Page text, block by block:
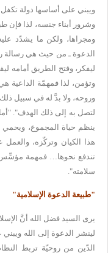
ويبني على أساسها دولة تكفل
وشرور أبناء جنسه، لذا فإن
ومجراها، ولكن ما يشدّد
الدعوة ـ من حيث هي رسالة
ليفكر، وفتح الطريق أمامه
وتؤمن، لذا فمهمّة الداعية
وروحه، ولا بدَّ له في سبيل
لتصل به إلى ذلك الهدف".
ينظم حياة المجموع، ويحمي
هذا الكيان وتركّزه، والعمل
تندفع نحوها… فمهمة
سلامته".
"طبيعة الدعوة الإسلامية"
يرى السيد فضل الله أنَّ
لينشر الدعوة إلى الله
الدّين من روحيّة تربط